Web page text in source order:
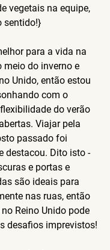
vegetais na equipe,
sentido!}
para a vida na
meio do inverno e
Unido, então estou
com o
do verão
Viajar pela
passado foi
destacou. Dito isto -
e portas e
são ideais para
nas ruas, então
Reino Unido pode
desafios imprevistos!